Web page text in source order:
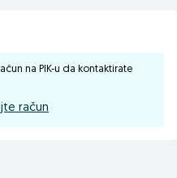
na PIK-u da kontaktirate
račun